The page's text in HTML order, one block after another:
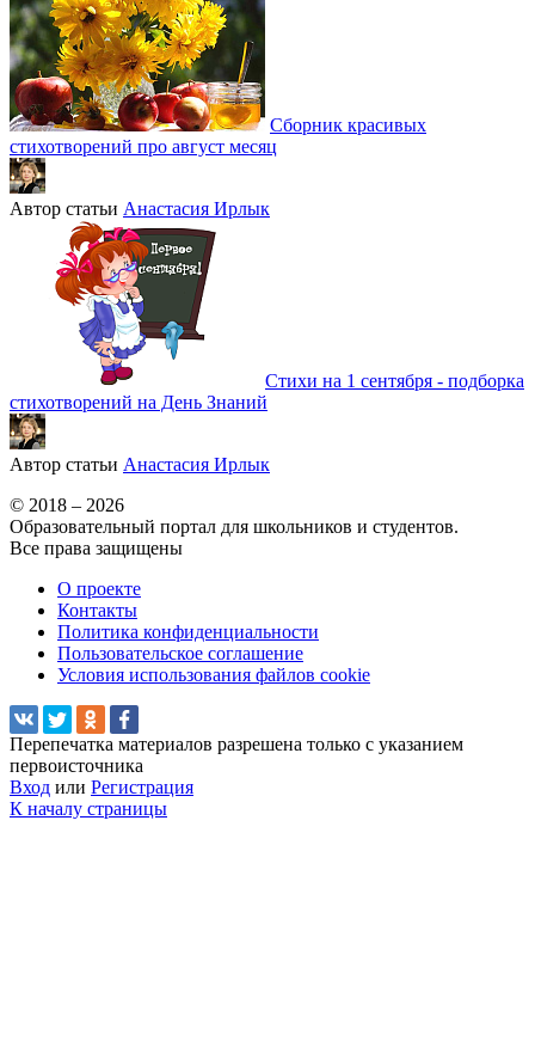
Сборник красивых
стихотворений про август месяц
Автор статьи Анастасия Ирлык
Стихи на 1 сентября - подборка
стихотворений на День Знаний
Автор статьи Анастасия Ирлык
© 2018 – 2026
Образовательный портал для школьников и студентов.
Все права защищены
О проекте
Контакты
Политика конфиденциальности
Пользовательское соглашение
Условия использования файлов cookie
Перепечатка материалов разрешена только с указанием
первоисточника
Вход или Регистрация
К началу страницы